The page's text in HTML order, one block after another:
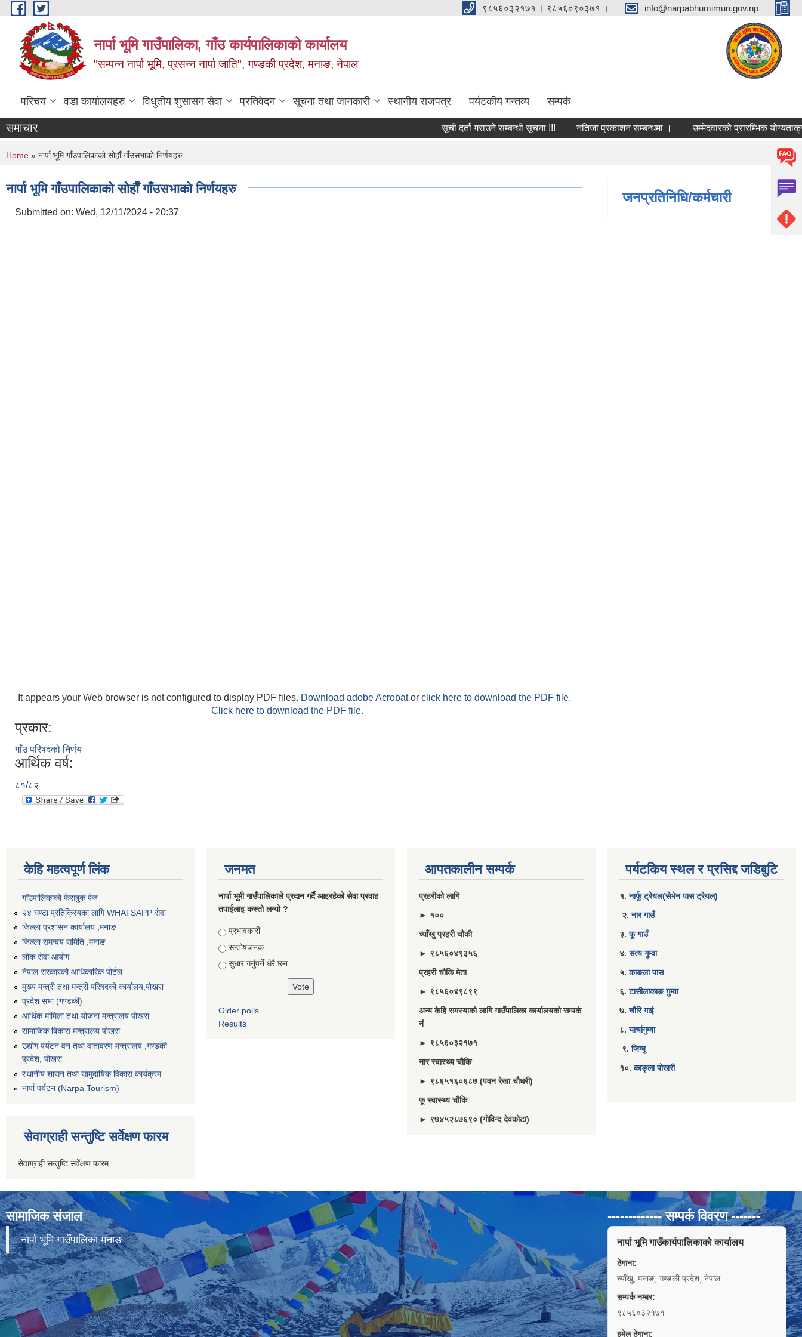
Skip to main content ९८५६०३२१७१ । ९८५६०९०३७१ । info@narpabhumimun.gov.np
नार्पा भूमि गाउँपालिका, गाँउ कार्यपालिकाको कार्यालय
"सम्पन्न नार्पा भूमि, प्रसन्न नार्पा जाति", गण्डकी प्रदेश, मनाङ, नेपाल
परिचय वडा कार्यालयहरु विधुतीय शुसासन सेवा प्रतिवेदन सूचना तथा जानकारी स्थानीय राजपत्र पर्यटकीय गन्तव्य सम्पर्क
समाचार सूची दर्ता गराउने सम्बन्धी सूचना !!! नतिजा प्रकाशन सम्बन्धमा । उम्मेदवारको प्रारम्भिक
You are here
Home » नार्पा भूमि गाँउपालिकाको सोर्हौं गाँउसभाको निर्णयहरु
नार्पा भूमि गाँउपालिकाको सोर्हौं गाँउसभाको निर्णयहरु
Submitted on: Wed, 12/11/2024 - 20:37
It appears your Web browser is not configured to display PDF files. Download adobe Acrobator click here to download the PDF file.
Click here to download the PDF file.
प्रकार:
गाँउ परिषदको निर्णय
आर्थिक वर्ष:
८१/८२
जनप्रतिनिधि/कर्मचारी
केहि महत्वपूर्ण लिंक
गाँउपालिकाको फेसबुक पेज
२४ घण्टा प्रतिक्रियका लागि WHATSAPP सेवा
जिल्ला प्रशासन कार्यालय ,मनाङ
जिल्ला समन्वय समिति ,मनाङ
लोक सेवा आयोग
नेपाल सरकारको आधिकारिक पोर्टल
मुख्य मन्त्री तथा मन्त्री परिषदको कार्यालय,पोखरा
प्रदेश सभा (गण्डकी)
आर्थिक मामिला तथा योजना मन्त्रालय पोखरा
सामाजिक बिकास मन्त्रालय पोखरा
उद्योग पर्यटन वन तथा वातावरण मन्त्रालय ,गण्डकी
प्रदेश, पोखरा
स्थानीय शासन तथा सामुदायिक विकास कार्यक्रम
नार्पा पर्यटन (Narpa Tourism)
सेवाग्राही सन्तुष्टि सर्वेक्षण फारम
सेवाग्राही सन्तुष्टि सर्वेक्षण फारम
जनमत
नार्पा भूमी गाउँपालिकाले प्रदान गर्दै आइरहेको सेवा प्रवाह
तपाईलाइ कस्तो लग्यो ?
Choices
प्रभावकारी
सन्तोषजनक
सुधार गर्नुपर्ने धेरै छन
Older polls
Results
आपतकालीन सम्पर्क
प्रहरीकाे लागि
► १००
च्याँखु प्रहरी चाैकी
► ९८५६०४९३५६
प्रहरी चौकि मेता
► ९८५६०४९८९९
अन्य केहि समस्याको लागि गाउँपालिका कार्यालयको सम्पर्क
नं
► ९८५६०३२१७१
नार स्वास्थ्य चौकि
► ९८६५१६०६८७ (पवन रेखा चौधरी)
फू स्वास्थ्य चौकि
► ९७४५२८७६९० (गोविन्द देवकोटा)
पर्यटकिय स्थल र प्रसिद्द जडिबुटि
१.नार्फु ट्रेयल(सेभेन पास ट्रेयल)
२.नार गाउँ
३.फू गाउँ
४.सत्य गुम्वा
५.काङला पास
६.टासीलाकाङ गुम्वा
७.चौरि गाई
८.यार्चागुम्वा
९.जिम्बु
१०.काङ्ला पोखरी
सामाजिक संजाल
नार्पा भूमि गाउँपालिका मनाङ
------------- सम्पर्क विवरण -------
नार्पा भूमि गाउँकार्यपालिकाको कार्यालय
ठेगाना:
च्याँखु, मनाङ, गण्डकी प्रदेश, नेपाल
सम्पर्क नम्बर:
९८५६०३२१७१
इमेल ठेगाना: